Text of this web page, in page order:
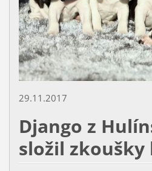
29.11.2017
Django z
složil zkoušky